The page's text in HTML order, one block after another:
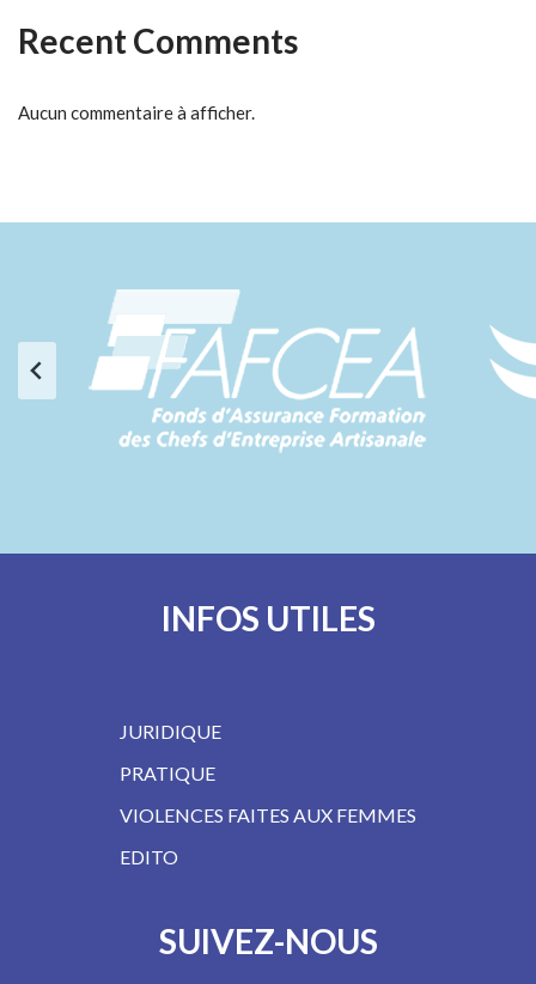
Recent Comments
Aucun commentaire à afficher.
INFOS UTILES
JURIDIQUE
PRATIQUE
VIOLENCES FAITES AUX FEMMES
EDITO
SUIVEZ-NOUS